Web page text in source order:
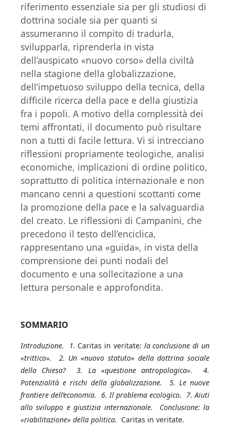
riferimento essenziale sia per gli studiosi di
dottrina sociale sia per quanti si
assumeranno il compito di tradurla,
svilupparla, riprenderla in vista
dell’auspicato «nuovo corso» della civiltà
nella stagione della globalizzazione,
dell’impetuoso sviluppo della tecnica, della
difficile ricerca della pace e della giustizia
fra i popoli. A motivo della complessità dei
temi affrontati, il documento può risultare
non a tutti di facile lettura. Vi si intrecciano
riflessioni propriamente teologiche, analisi
economiche, implicazioni di ordine politico,
soprattutto di politica internazionale e non
mancano cenni a questioni scottanti come
la promozione della pace e la salvaguardia
del creato. Le riflessioni di Campanini, che
precedono il testo dell’enciclica,
rappresentano una «guida», in vista della
comprensione dei punti nodali del
documento e una sollecitazione a una
lettura personale e approfondita.
SOMMARIO
Introduzione. 1. Caritas in veritate: la conclusione di un
«trittico». 2. Un «nuovo statuto» della dottrina sociale
della Chiesa? 3. La «questione antropologica». 4.
Potenzialità e rischi della globalizzazione. 5. Le nuove
frontiere dell’economia. 6. Il problema ecologico. 7. Aiuti
allo sviluppo e giustizia internazionale. Conclusione: la
«riabilitazione» della politica. Caritas in veritate.